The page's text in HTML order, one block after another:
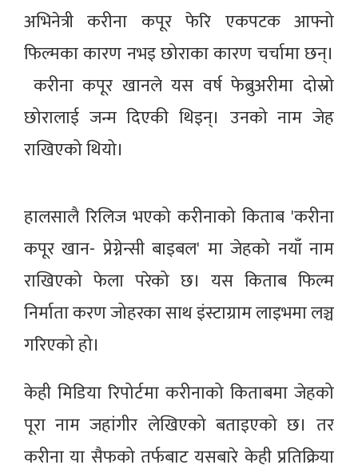
अभिनेत्री करीना कपूर फेरि एकपटक आफ्नो
फिल्मका कारण नभइ छोराका कारण चर्चामा छन्।
करीना कपूर खानले यस वर्ष फेब्रुअरीमा दोस्रो
छोरालाई जन्म दिएकी थिइन्। उनको नाम जेह
राखिएको थियो।
हालसालै रिलिज भएको करीनाको किताब 'करीना
कपूर खान- प्रेग्नेन्सी बाइबल' मा जेहको नयाँ नाम
राखिएको फेला परेको छ। यस किताब फिल्म
निर्माता करण जोहरका साथ इंस्टाग्राम लाइभमा लञ्च
गरिएको हो।
केही मिडिया रिपोर्टमा करीनाको किताबमा जेहको
पूरा नाम जहांगीर लेखिएको बताइएको छ। तर
करीना या सैफको तर्फबाट यसबारे केही प्रतिक्रिया